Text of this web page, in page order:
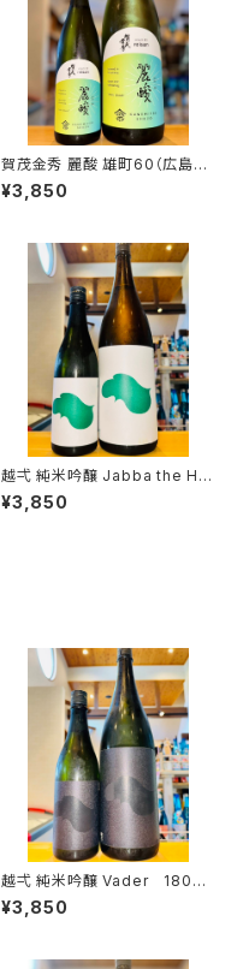
賀茂金秀 麗酸 雄町60（広島限
定）1800ml１本（金光酒造・広
島県東広島市黒瀬町）
¥3,850
越弌 純米吟醸 Jabba the H
1800ml１本（株式会社越後鶴
亀・新潟県新潟市西蒲区竹野
¥3,850
越弌 純米吟醸 Vader 1800
ml１本（株式会社越後鶴亀・新
潟県新潟市西蒲区竹野町）
¥3,850